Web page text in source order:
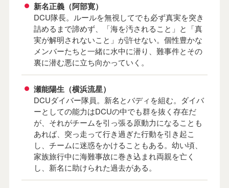
新名正義（阿部寛）
DCU隊長。ルールを無視してでも必ず真実を突き
詰めるまで諦めず、「海を汚されること」と「真
実が解明されないこと」が許せない。個性豊かな
メンバーたちと一緒に水中に潜り、難事件とその
裏に潜む悪に立ち向かっていく。
瀬能陽生（横浜流星）
DCUダイバー隊員。新名とバディを組む。ダイバ
ーとしての能力はDCUの中でも群を抜く存在だ
が、それがチームを引っ張る原動力になることも
あれば、突っ走って行き過ぎた行動を引き起こ
し、チームに迷惑をかけることもある。幼い頃、
家族旅行中に海難事故に巻き込まれ両親を亡く
し、新名に助けられた過去がある。